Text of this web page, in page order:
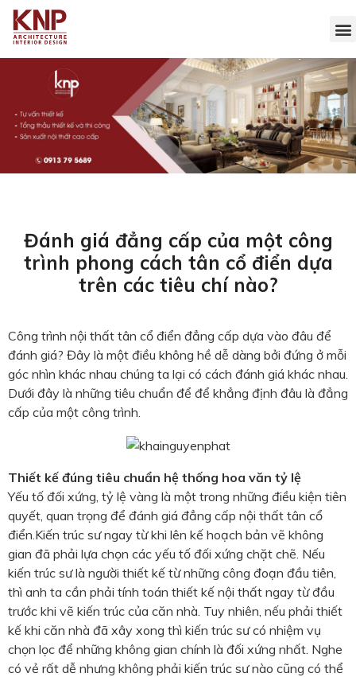
Đánh giá đẳng cấp của một công
trình phong cách tân cổ điển dựa
trên các tiêu chí nào?
Công trình nội thất tân cổ điển đẳng cấp dựa vào đâu để
đánh giá? Đây là một điều không hề dễ dàng bởi đứng ở mỗi
góc nhìn khác nhau chúng ta lại có cách đánh giá khác nhau.
Dưới đây là những tiêu chuẩn để để khẳng định đâu là đẳng
cấp của một công trình.
Thiết kế đúng tiêu chuẩn hệ thống hoa văn tỷ lệ
Yếu tố đối xứng, tỷ lệ vàng là một trong những điều kiện tiên
quyết, quan trọng để đánh giá đẳng cấp nội thất tân cổ
điển.Kiến trúc sư ngay từ khi lên kế hoạch bản vẽ không
gian đã phải lựa chọn các yếu tố đối xứng chặt chẽ. Nếu
kiến trúc sư là người thiết kế từ những công đoạn đầu tiên,
thì anh ta cần phải tính toán thiết kế nội thất ngay từ đầu
trước khi vẽ kiến trúc của căn nhà. Tuy nhiên, nếu phải thiết
kế khi căn nhà đã xây xong thì kiến trúc sư có nhiệm vụ
chọn lọc để những không gian chính là đối xứng nhất. Nghe
có vẻ rất dễ nhưng không phải kiến trúc sư nào cũng có thể